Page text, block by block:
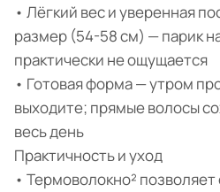
• Лёгкий вес и уверенная
размер (54-58 см) — парик
практически не ощущается
• Готовая форма — утром
выходите; прямые волосы
весь день
Практичность и уход
• Термоволокно² позволяет